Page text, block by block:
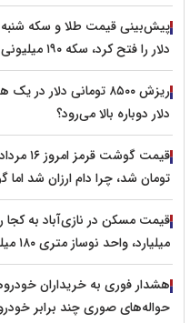
دلار را فتح کرد، سکه ۱۹۰ میلیونی می‌شود؟
دلار دوباره بالا می‌رود؟
تومان شد، چرا دام ارزان شد
میلیارد، واحد نوساز متری ۱۸۰ میلیون تومان
هشدار فوری به خریداران
حواله‌های صوری چند برابر